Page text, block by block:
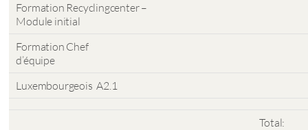
Formation Recyclingcenter –
Module initial
Formation Chef
d’équipe
Luxembourgeois A2.1
Total: